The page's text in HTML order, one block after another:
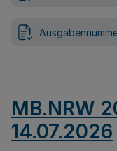
MB.NRW
14.07.2026